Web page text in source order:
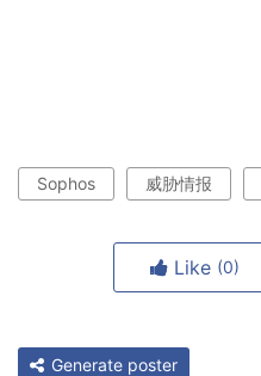
Sophos 威胁情报
Like (0)
Generate poster